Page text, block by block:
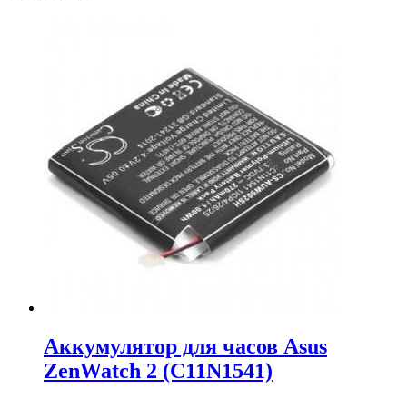
Аккумулятор для часов Asus
ZenWatch 2 (C11N1541)